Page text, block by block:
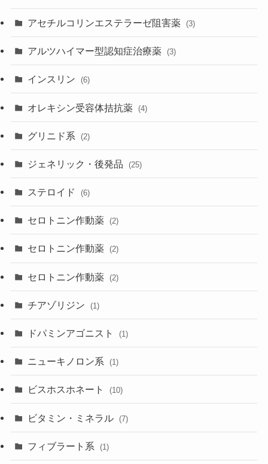
アセチルコリンエステラーゼ阻害薬 (3)
アルツハイマー型認知症治療薬 (3)
インスリン (6)
オレキシン受容体拮抗薬 (4)
グリニド系 (2)
ジェネリック・後発品 (25)
ステロイド (6)
セロトニン作動薬 (2)
セロトニン作動薬 (2)
セロトニン作動薬 (2)
チアゾリジン (1)
ドパミンアゴニスト (1)
ニューキノロン系 (1)
ビスホスホネート (10)
ビタミン・ミネラル (7)
フィブラート系 (1)